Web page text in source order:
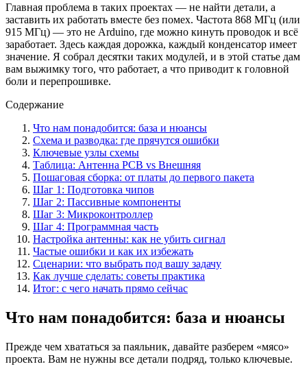
Главная проблема в таких проектах — не найти детали, а
заставить их работать вместе без помех. Частота 868 МГц (или
915 МГц) — это не Arduino, где можно кинуть проводок и всё
заработает. Здесь каждая дорожка, каждый конденсатор имеет
значение. Я собрал десятки таких модулей, и в этой статье дам
вам выжимку того, что работает, а что приводит к головной
боли и перепрошивке.
Содержание
Что нам понадобится: база и нюансы
Схема и разводка: где прячутся ошибки
Ключевые узлы схемы
Таблица: Антенна PCB vs Внешняя
Пошаговая сборка: от платы до первого пакета
Шаг 1: Подготовка чипов
Шаг 2: Пассивные компоненты
Шаг 3: Микроконтроллер
Шаг 4: Программная часть
Настройка антенны: как не убить сигнал
Частые ошибки и как их избежать
Сценарии: что выбрать под вашу задачу
Как лучше сделать: советы практика
Итог: с чего начать прямо сейчас
Что нам понадобится: база и нюансы
Прежде чем хвататься за паяльник, давайте разберем «мясо»
проекта. Вам не нужны все детали подряд, только ключевые.